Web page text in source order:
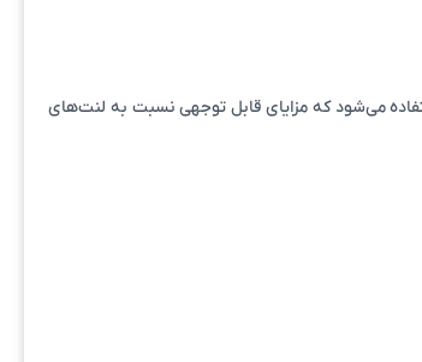
می‌شود که مزایای قابل توجهی نسبت به لنت‌های